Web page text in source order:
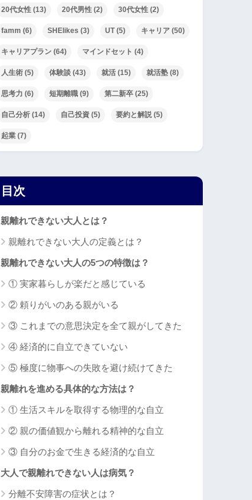
20代女性 (13) 20代男性 (2) 30代女性 (2)
famm (6) SHElikes (3) UT(5) キャリア (50)
キャリアプラン (64) マインドセット (4)
人生術 (5) 体験談 (43) 就活 (15) 就活塾 (8)
思考力 (6) 短期離職 (9) 第二新卒 (25)
自己分析 (14) 自己投資 (5) 要約と解説 (5)
起業 (7)
目次
親離れできない大人とは？
親離れできない大人の定義とは？
親離れできない大人の5つの特徴は？
① 実家暮らしが楽だと感じている
② 頼りがいのある親がいる
③ これまでの意思決定を全て親がしてきた
④ 経済的に自立できていない
⑤ 極度に物事への失敗を避け続けてきた
親離れを進める具体的な方法は？
① 生活スキルを取得する物理的な自立
② 親の価値観から離れる精神的な自立
③ 自分のお金で生きる経済的な自立
大人で親離れできない人は病気？
分離不安障害の症状とは？